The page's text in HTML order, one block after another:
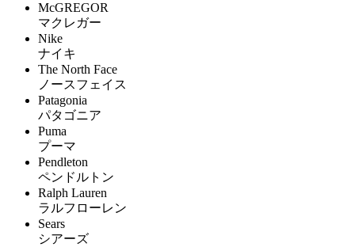
McGREGOR
マクレガー
Nike
ナイキ
The North Face
ノースフェイス
Patagonia
パタゴニア
Puma
プーマ
Pendleton
ペンドルトン
Ralph Lauren
ラルフローレン
Sears
シアーズ